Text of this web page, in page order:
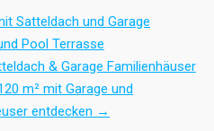
Familienhäuser
m² mit Garage und
entdecken →